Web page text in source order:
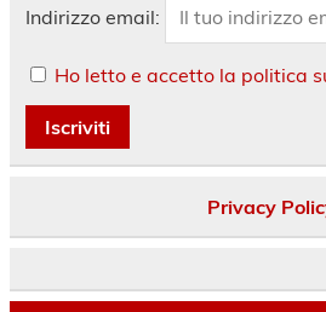
Indirizzo email:
Ho letto e accetto la politica
Privacy